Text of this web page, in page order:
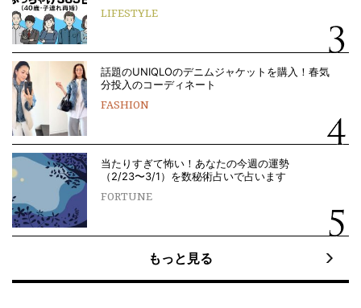
LIFESTYLE
話題のUNIQLOのデニムジャケットを購入！春気
分投入のコーディネート
FASHION
当たりすぎて怖い！あなたの今週の運勢
（2/23〜3/1）を数秘術占いで占います
FORTUNE
もっと見る